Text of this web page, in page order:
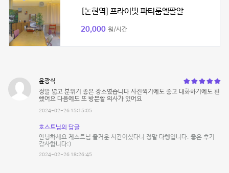
[논현역] 프라이빗 파티룸엘팔알
20,000 원/시간
윤광식
정말 넓고 분위기 좋은 장소였습니다 사진찍기에도 좋고 대화하기에도 편
했어요 다음에도 또 방문할 의사가 있어요
2024-02-26 15:15:05
호스트님의 답글
안녕하세요 게스트님 즐거운 시간이셨다니 정말 다행입니다. 좋은 후기
감사합니다:)
2024-02-26 18:26:45